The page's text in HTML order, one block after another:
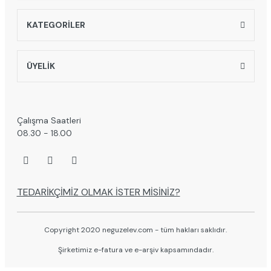
KATEGORİLER
ÜYELİK
Çalışma Saatleri
08.30 - 18.00
TEDARİKÇİMİZ OLMAK İSTER MİSİNİZ?
Copyright 2020 neguzelev.com - tüm hakları saklıdır.
Şirketimiz e-fatura ve e-arşiv kapsamındadır.